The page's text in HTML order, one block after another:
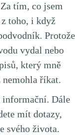
tím, co jsem
toho, i když
Protože
vydal nebo
který mně
říkat.
informační. Dále
mít dotazy,
svého života.